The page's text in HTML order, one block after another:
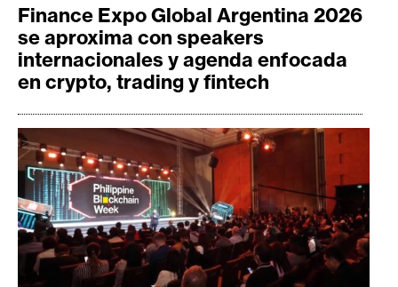
Finance Expo Global Argentina 2026
se aproxima con speakers
internacionales y agenda enfocada
en crypto, trading y fintech